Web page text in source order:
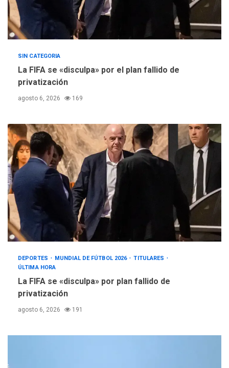
SIN CATEGORIA
La FIFA se «disculpa» por el plan fallido de
privatización
agosto 6, 2026 169
DEPORTES MUNDIAL DE FÚTBOL 2026
TITULARES
ÚLTIMA HORA
La FIFA se «disculpa» por plan fallido de
privatización
agosto 6, 2026 191